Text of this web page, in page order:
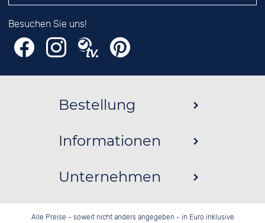
Besuchen Sie uns!
Bestellung
Informationen
Unternehmen
Alle Preise - soweit nicht anders angegeben - in Euro inklusive